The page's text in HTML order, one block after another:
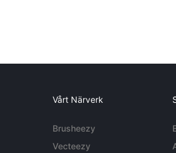
Vårt Närverk
Brusheezy
Vecteezy